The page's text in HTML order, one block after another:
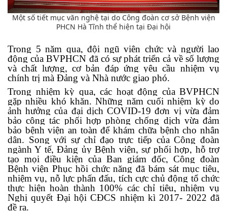
Một số tiết mục văn nghệ tại do Công đoàn cơ sở Bệnh viện
PHCN Hà Tĩnh thể hiện tại Đại hội
Trong 5 năm qua, đội ngũ viên chức và người lao
động của BVPHCN đã có sự phát triển cả về số lượng
và chất lượng, cơ bản đáp ứng yêu cầu nhiệm vụ
chính trị mà Đảng và Nhà nước giao phó.
Trong nhiệm kỳ qua, các hoạt động của BVPHCN
gặp nhiều khó khăn. Những năm cuối nhiệm kỳ do
ảnh hưởng của đại dịch COVID-19 đơn vị vừa đảm
bảo công tác phối hợp phòng chống dịch vừa đảm
bảo bệnh viện an toàn để khám chữa bệnh cho nhân
dân. Song với sự chỉ đạo trực tiếp của Công đoàn
ngành Y tế, Đảng ủy Bệnh viện, sự phối hợp, hỗ trợ
tạo mọi điều kiện của Ban giám đốc, Công đoàn
Bệnh viện Phục hồi chức năng đã bám sát mục tiêu,
nhiệm vụ, nỗ lực phấn đấu, tích cực chủ động tổ chức
thực hiện hoàn thành 100% các chỉ tiêu, nhiệm vụ
Nghị quyết Đại hội CĐCS nhiệm kì 2017- 2022 đã
đề ra.